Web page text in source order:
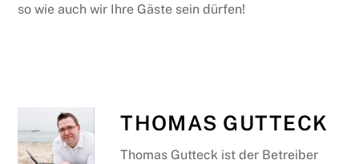
so wie auch wir Ihre Gäste sein dürfen!
THOMAS GUTTECK
Thomas Gutteck ist der Betreiber